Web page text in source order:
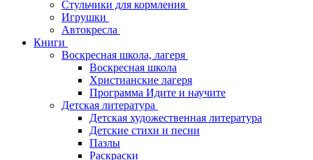
Стульчики для кормления
Игрушки
Автокресла
Книги
Воскресная школа, лагеря
Воскресная школа
Христианские лагеря
Программа Идите и научите
Детская литература
Детская художественная литература
Детские стихи и песни
Пазлы
Раскраски